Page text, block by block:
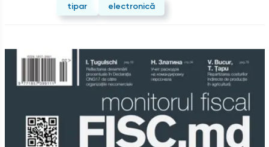
tipar electronică